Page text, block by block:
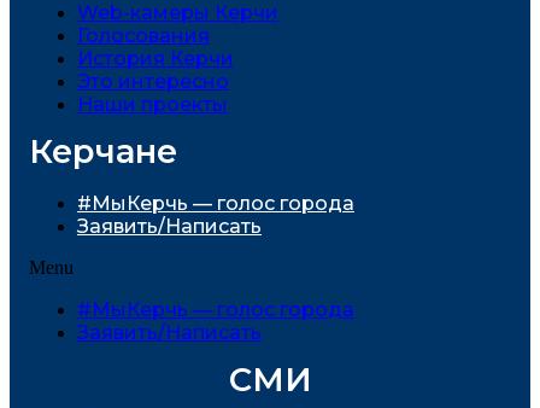
Web-камеры Керчи
Голосования
История Керчи
Это интересно
Наши проекты
Керчане
#МыКерчь — голос города
Заявить/Написать
Menu
#МыКерчь — голос города
Заявить/Написать
СМИ